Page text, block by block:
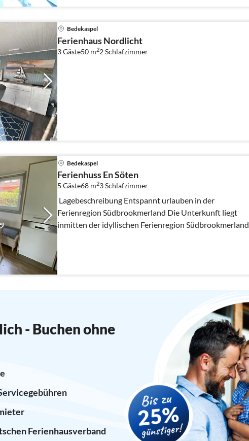
Bedekaspel
Ferienhaus Nordlicht
3 Gäste50 m22Schlafzimmer
Bedekaspel
Ferienhuss En Söten
5 Gäste68 m23Schlafzimmer
Lagebeschreibung Entspannt urlauben in der
Ferienregion Südbrookmerland Die Unterkunft liegt
inmitten der idyllischen Ferienregion Südbrookmerland
im Herzen Ostfriesland...
- Buchen ohne
Ferienhausverband